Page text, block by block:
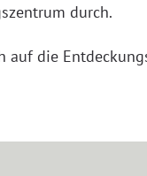
durch.
auf die